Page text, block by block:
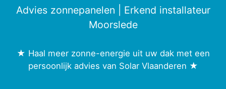
Advies zonnepanelen | Erkend installateur
Moorslede
★ Haal meer zonne-energie uit uw dak met een
persoonlijk advies van Solar Vlaanderen ★